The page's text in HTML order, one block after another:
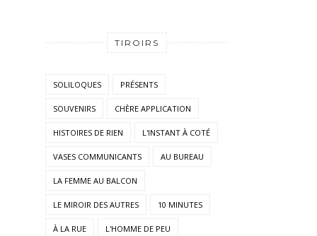
TIROIRS
SOLILOQUES PRÉSENTS
SOUVENIRS CHÈRE APPLICATION
HISTOIRES DE RIEN L'INSTANT À COTÉ
VASES COMMUNICANTS AU BUREAU
LA FEMME AU BALCON
LE MIROIR DES AUTRES 10 MINUTES
À LA RUE L'HOMME DE PEU